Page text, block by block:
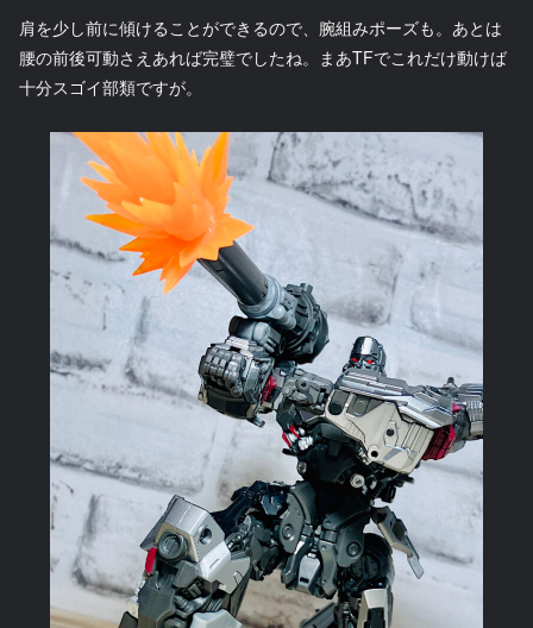
肩を少し前に傾けることができるので、腕組みポーズも。あとは
腰の前後可動さえあれば完璧でしたね。まあTFでこれだけ動けば
十分スゴイ部類ですが。